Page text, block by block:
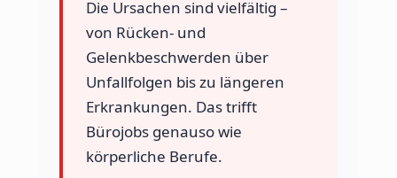
Die Ursachen sind vielfältig –
von Rücken- und
Gelenkbeschwerden über
Unfallfolgen bis zu längeren
Erkrankungen. Das trifft
Bürojobs genauso wie
körperliche Berufe.